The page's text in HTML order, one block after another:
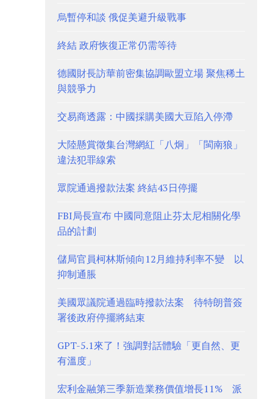
烏暫停和談 俄促美避升級戰事
終結 政府恢復正常仍需等待
德國財長訪華前密集協調歐盟立場 聚焦稀土
與競爭力
交易商透露：中國採購美國大豆陷入停滯
大陸懸賞徵集台灣網紅「八炯」「閩南狼」
違法犯罪線索
眾院通過撥款法案 終結43日停擺
FBI局長宣布 中國同意阻止芬太尼相關化學
品的計劃
儲局官員柯林斯傾向12月維持利率不變 以
抑制通脹
美國眾議院通過臨時撥款法案 待特朗普簽
署後政府停擺將結束
GPT-5.1來了！強調對話體驗「更自然、更
有溫度」
宏利金融第三季新造業務價值增長11% 派